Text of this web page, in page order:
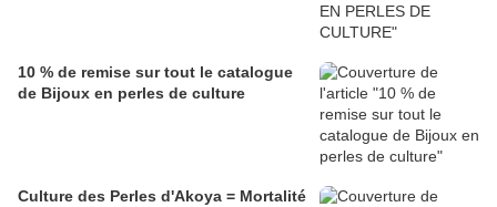
10 % de remise sur tout le catalogue
de Bijoux en perles de culture
Culture des Perles d'Akoya = Mortalité